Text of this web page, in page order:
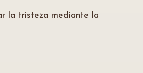
la tristeza mediante la